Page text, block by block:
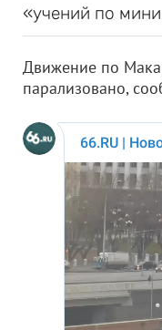
«учений по
Движение по
парализовано,